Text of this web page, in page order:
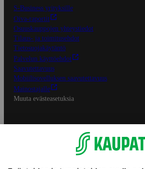
S-Business yrityksille
Oiva-raportit
Osuuskauppojen yhteystiedot
Tilaus- ja toimitusehdot
Tietosuojakäytäntö
Palvelun käyttöehdot
Saavutettavuus
Mobiilisovelluksen saavutettavuus
Mainostajalle
Muuta evästeasetuksia
S-ryhmän palvelut